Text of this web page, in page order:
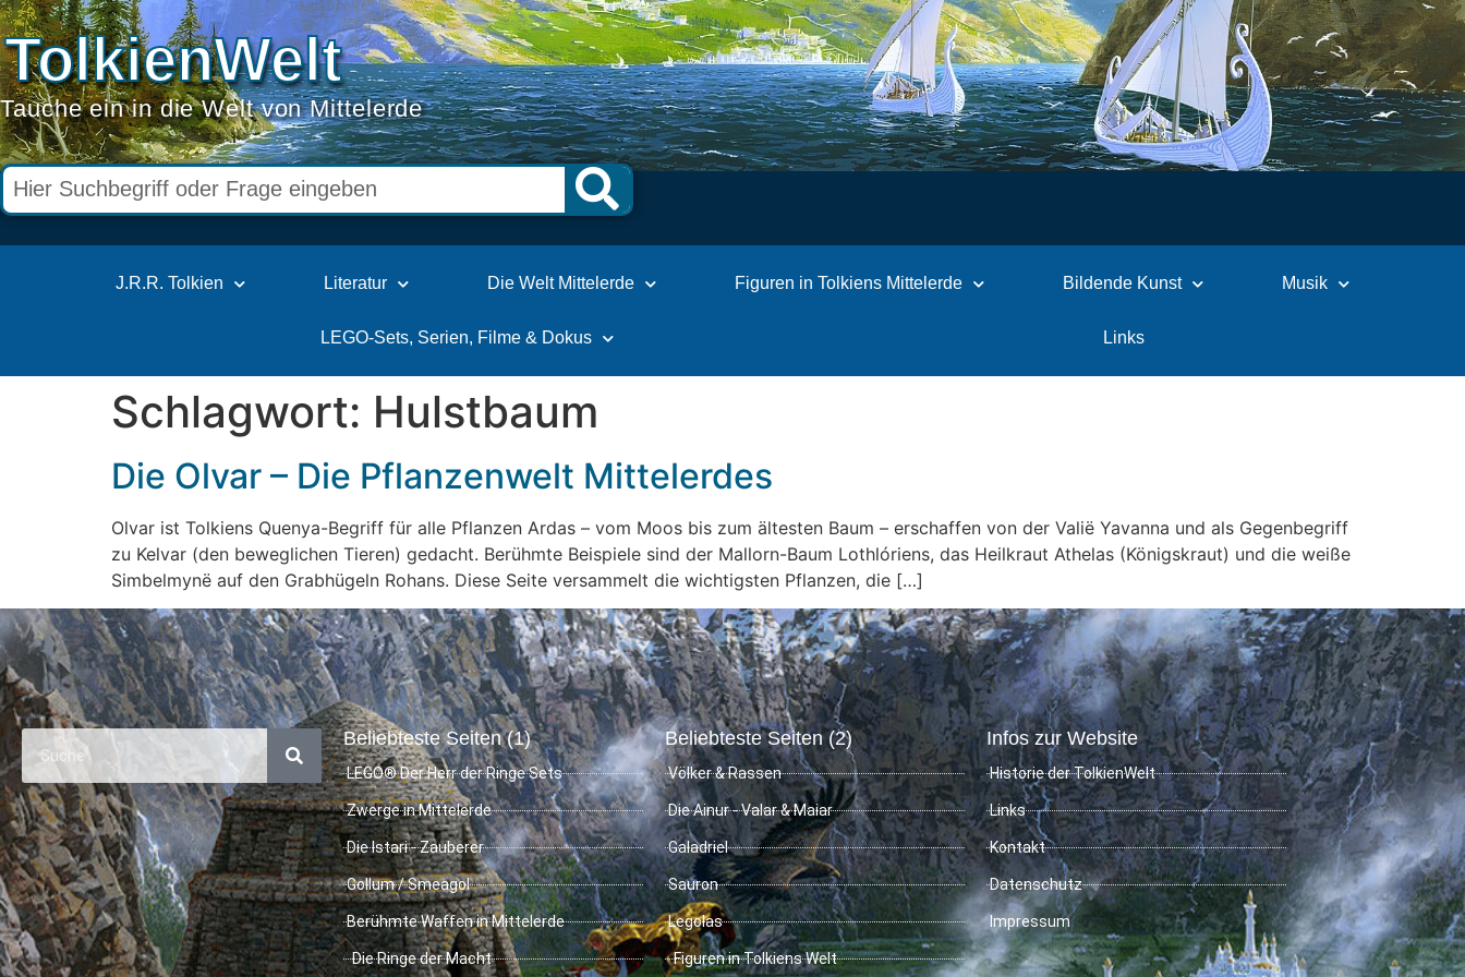
TolkienWelt
Tauche ein in die Welt von Mittelerde
J.R.R. Tolkien Literatur Die Welt Mittelerde Figuren in Tolkiens Mittelerde Bildende Kunst Musik
LEGO-Sets, Serien, Filme & Dokus Links
Schlagwort: Hulstbaum
Die Olvar – Die Pflanzenwelt Mittelerdes
Olvar ist Tolkiens Quenya-Begriff für alle Pflanzen Ardas – vom Moos bis zum ältesten Baum – erschaffen von der Valië Yavanna und als Gegenbegriff
zu Kelvar (den beweglichen Tieren) gedacht. Berühmte Beispiele sind der Mallorn-Baum Lothlóriens, das Heilkraut Athelas (Königskraut) und die weiße
Simbelmynë auf den Grabhügeln Rohans. Diese Seite versammelt die wichtigsten Pflanzen, die […]
Beliebteste Seiten (1)
LEGO® Der Herr der Ringe Sets
Zwerge in Mittelerde
Die Istari - Zauberer
Gollum / Smeagol
Berühmte Waffen in Mittelerde
Die Ringe der Macht
Beliebteste Seiten (2)
Völker & Rassen
Die Ainur - Valar & Maiar
Galadriel
Sauron
Legolas
Figuren in Tolkiens Welt
Infos zur Website
Historie der TolkienWelt
Links
Kontakt
Datenschutz
Impressum